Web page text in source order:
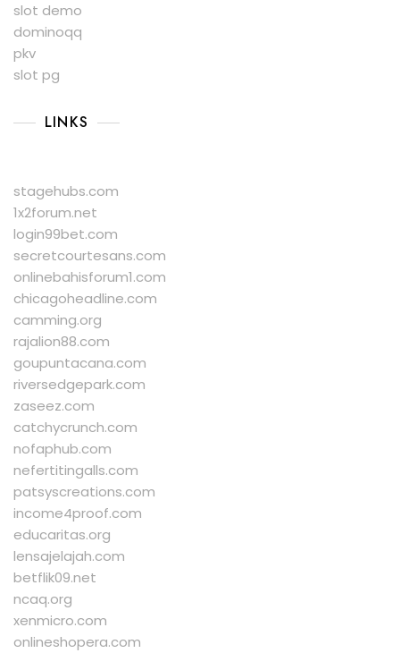
slot demo
dominoqq
pkv
slot pg
LINKS
stagehubs.com
1x2forum.net
login99bet.com
secretcourtesans.com
onlinebahisforum1.com
chicagoheadline.com
camming.org
rajalion88.com
goupuntacana.com
riversedgepark.com
zaseez.com
catchycrunch.com
nofaphub.com
nefertitingalls.com
patsyscreations.com
income4proof.com
educaritas.org
lensajelajah.com
betflik09.net
ncaq.org
xenmicro.com
onlineshopera.com